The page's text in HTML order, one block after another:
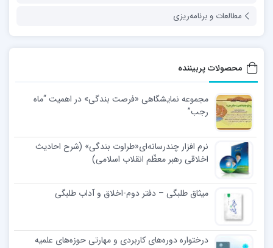
مطالعات و برنامه‌ریزی
محصولات پربیننده
مجموعه نمایشگاهی «فرصت بندگی» در اهمیت “ماه
رجب”
نرم افزار چندرسانه‌ای«طراوت بندگی» (شرح احادیث
اخلاقی رهبر معظّم انقلاب اسلامی)
میثاق طلبگی – دفتر دوم-اخلاق و آداب طلبگی
درختواره دوره‌های کاربردی و مهارتی حوزه‌های علمیه